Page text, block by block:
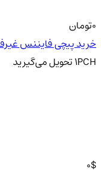
تومان
خرید پیچی فایننس
1PCHتحویلمی‌گیرید
0$